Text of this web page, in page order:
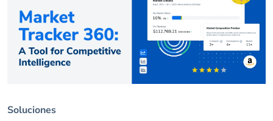
Soluciones